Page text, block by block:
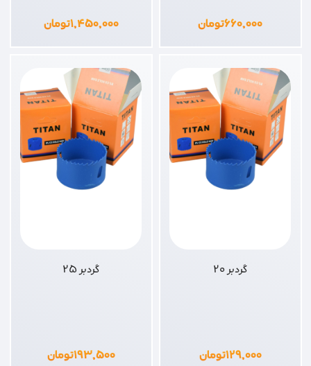
۶۶۰,۰۰۰تومان ۱,۴۵۰,۰۰۰تومان
گردبر 20
۱۲۹,۰۰۰تومان
گردبر 25
۱۹۳,۵۰۰تومان